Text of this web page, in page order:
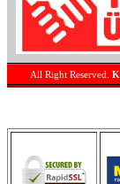
All Right Reserved.